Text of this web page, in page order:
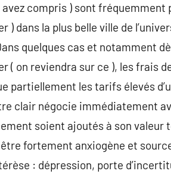
compris ) sont fréquemment
) dans la plus belle ville de
quelques cas et notamment
( on reviendra sur ce ), les frais
partiellement les tarifs élevés
clair négocie immédiatement
soient ajoutés à son valeur
fortement anxiogène et
: dépression, porte